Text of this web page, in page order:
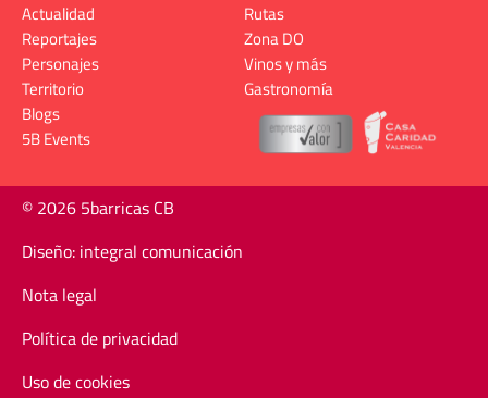
Actualidad
Reportajes
Personajes
Territorio
Rutas
Zona DO
Vinos y más
Gastronomía
Blogs
5B Events
© 2026 5barricas CB
Diseño: integral comunicación
Nota legal
Política de privacidad
Uso de cookies